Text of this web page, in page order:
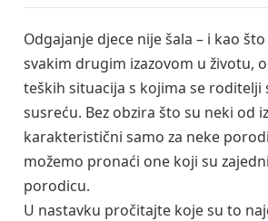
Odgajanje djece nije šala – i kao
svakim drugim izazovom u životu,
teških situacija s kojima se roditelji
susreću. Bez obzira što su neki od
karakteristični samo za neke
možemo pronaći one koji su
porodicu.
U nastavku pročitajte koje su to